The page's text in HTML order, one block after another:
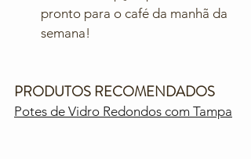
pronto para o café da manhã da
semana!
PRODUTOS RECOMENDADOS
Potes de Vidro Redondos com Tampa